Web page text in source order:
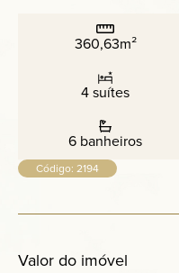
360,63m²
4 suítes
6 banheiros
Código: 2194
Valor do imóvel